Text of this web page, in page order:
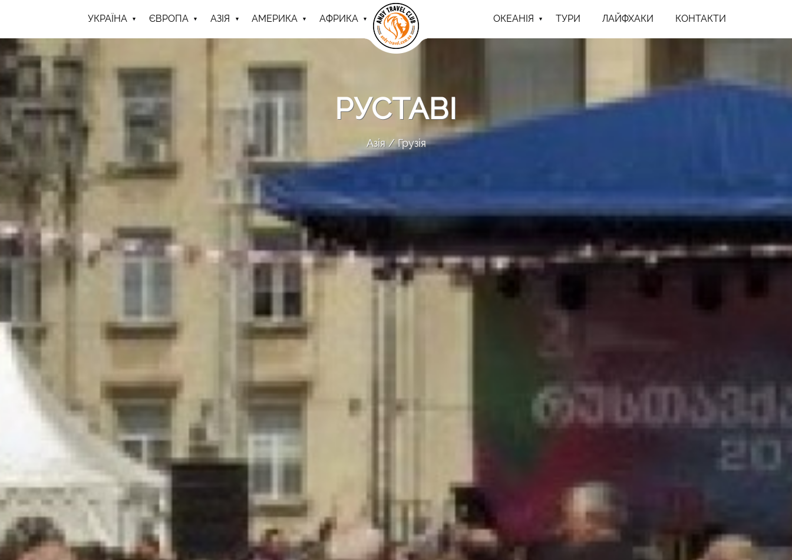
УКРАЇНА ЄВРОПА АЗІЯ АМЕРИКА АФРИКА ОКЕАНІЯ ТУРИ ЛАЙФХАКИ КОНТАКТИ
РУСТАВІ
Азія Грузія